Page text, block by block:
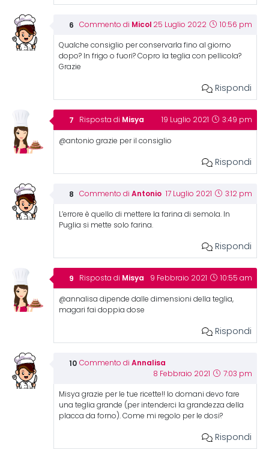
Commento di Micol 25 Luglio 2022 10:56 pm
Qualche consiglio per conservarla fino al giorno
dopo? In frigo o fuori? Copro la teglia con pellicola?
Grazie
Rispondi
Risposta di Misya 19 Luglio 2021 3:49 pm
@antonio grazie per il consiglio
Rispondi
Commento di Antonio 17 Luglio 2021 3:12 pm
L’errore è quello di mettere la farina di semola. In
Puglia si mette solo farina.
Rispondi
Risposta di Misya 9 Febbraio 2021 10:55 am
@annalisa dipende dalle dimensioni della teglia,
magari fai doppia dose
Rispondi
Commento di Annalisa
8 Febbraio 2021 7:03 pm
Misya grazie per le tue ricette!! Io domani devo fare
una teglia grande (per intenderci la grandezza della
placca da forno). Come mi regolo per le dosi?
Rispondi